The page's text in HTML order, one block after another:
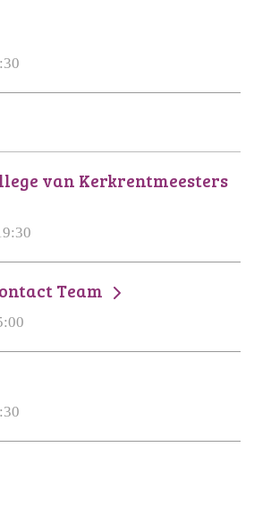
van Kerkrentmeesters
Team